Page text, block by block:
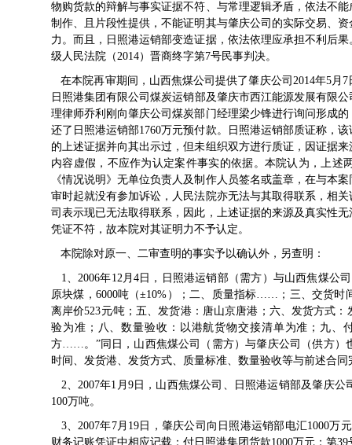
物购货款的辩解与事实证据不符、与常理逻辑矛盾，依法不
制作、且片段性提供，不能证明其与肇庆公司的实际交易、
力。而且，日照港运销部变造证据，依法依理应承担不利后
级人民法院（2014）晋商终字第7号民事判决。
在本院再审期间，山西焦煤公司提供了肇庆公司2014年5月
日照港集团有限公司煤炭运销部及肇庆市西江能源发展有限
理律师乔利刚向肇庆公司煤炭部门经理梁少锋进行询问形成
还了日照港运销部1760万元预付款。日照港运销部质证称，
的上述证据并向其出示过，但未组织双方进行质证，因证据
内容虚假，不应作为认定案件事实的依据。本院认为，上
《情况说明》无单位负责人及制作人员签名或盖章，在与本
审时起就没有参加诉讼，人民法院亦无法与其取得联系，相
司表示现已无法取得联系，因此，上述证据的来源及真实性
凭证不符，故本院对其证明力不予认定。
本院除对原一、二审查明的事实予以确认外，另查明：
1、2006年12月4日，日照港运销部（需方）与山西焦煤公
原块煤，6000吨（±10%）；二、质量指标……；三、交货时
离岸价523元∕吨；五、发货港：唐山京唐港；六、发货方式
验为准；八、数量验收：以港航货物交接清单为准；九、
方……。”同日，山西焦煤公司（需方）与肇庆公司（供方）
时间、发货港、发货方式、质量标准、数量验收等与前述合同
2、2007年1月9日，山西焦煤公司、日照港运销部及肇庆
100万吨。
3、2007年7月19日，肇庆公司向日照港运销部电汇1000万
财务记账凭证中相应记载：付日照港集团货款1000万元；第